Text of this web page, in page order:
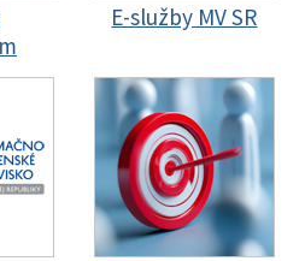
E-služby MV SR